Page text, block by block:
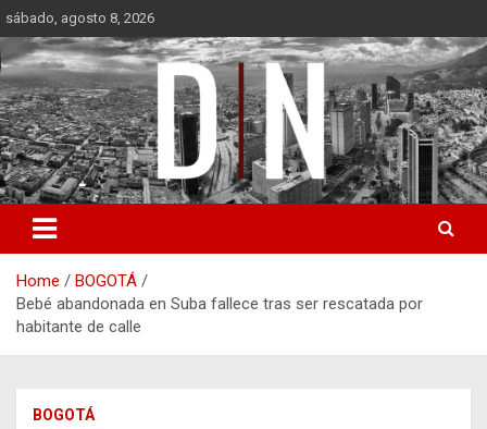
Skip
to
content
sábado, agosto 8, 2026
Diámetro Noticias
Home
BOGOTÁ
Bebé abandonada en Suba fallece tras ser rescatada por
habitante de calle
BOGOTÁ